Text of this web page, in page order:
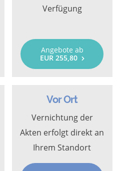
Verfügung
Angebote ab
EUR 255,80
Vor Ort
Vernichtung der
Akten erfolgt direkt an
Ihrem Standort